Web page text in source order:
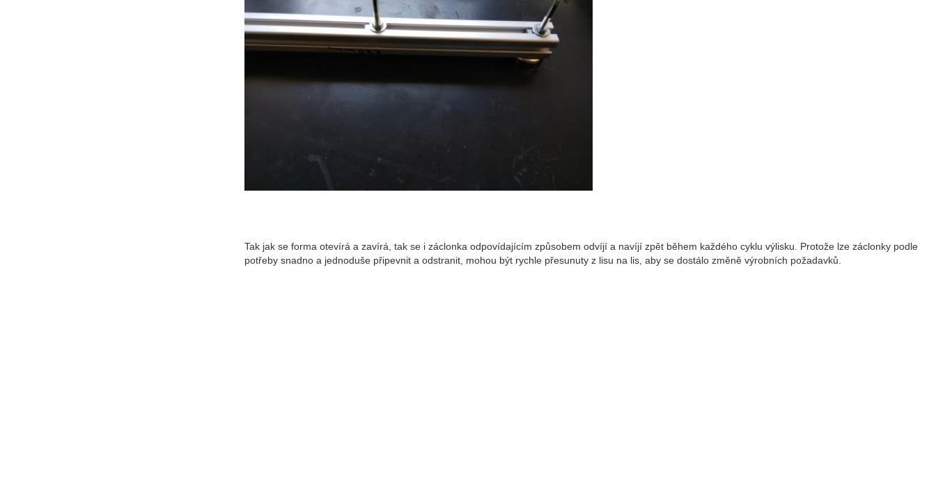
Tak jak se forma otevírá a zavírá, tak se i záclonka odpovídajícím způsobem odvíjí a navíjí zpět během každého cyklu výlisku. Protože lze záclonky podle
potřeby snadno a jednoduše připevnit a odstranit, mohou být rychle přesunuty z lisu na lis, aby se dostálo změně výrobních požadavků.